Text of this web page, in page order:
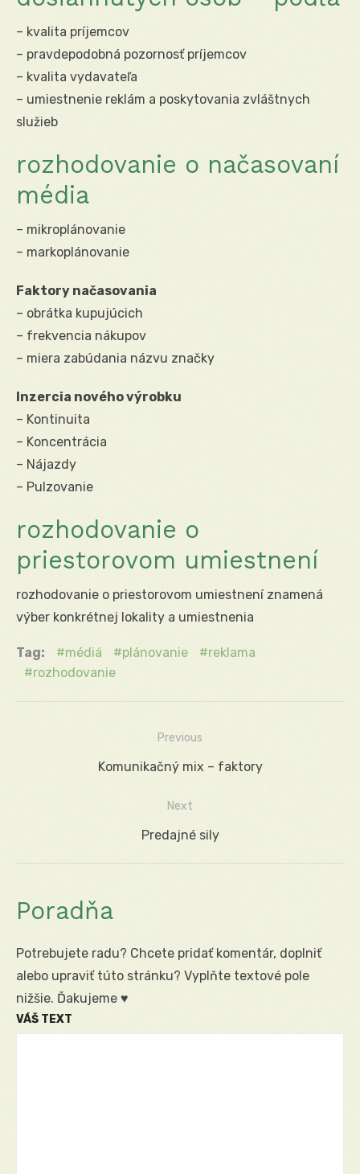
– kvalita príjemcov
– pravdepodobná pozornosť príjemcov
– kvalita vydavateľa
– umiestnenie reklám a poskytovania zvláštnych
služieb
rozhodovanie o načasovaní
média
– mikroplánovanie
– markoplánovanie
Faktory načasovania
– obrátka kupujúcich
– frekvencia nákupov
– miera zabúdania názvu značky
Inzercia nového výrobku
– Kontinuita
– Koncentrácia
– Nájazdy
– Pulzovanie
rozhodovanie o
priestorovom umiestnení
rozhodovanie o priestorovom umiestnení znamená
výber konkrétnej lokality a umiestnenia
Tag: médiá plánovanie
reklama
rozhodovanie
Navigácia
Previous
Previous
Komunikačný mix – faktory
Next
Next
Predajné sily
Poradňa
Potrebujete radu? Chcete pridať komentár, doplniť
alebo upraviť túto stránku? Vyplňte textové pole
nižšie. Ďakujeme ♥
VÁŠ TEXT